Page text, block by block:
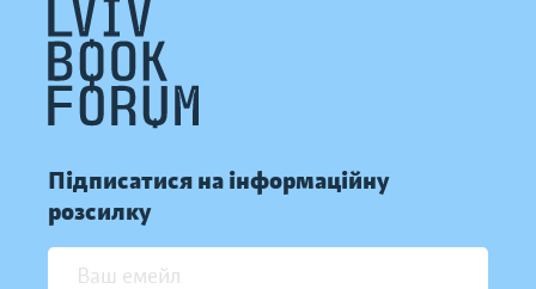
Підписатися на інформаційну
розсилку